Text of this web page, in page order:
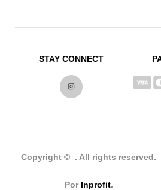
STAY CONNECT
I
n
s
t
Copyright © . All rights reserved.
Por Inprofit.